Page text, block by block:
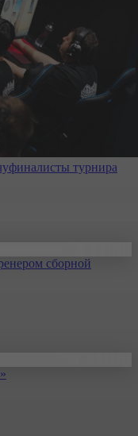
турнира
сборной